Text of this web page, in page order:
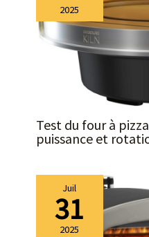
2025
Test du four à
puissance et
Juil
31
2025